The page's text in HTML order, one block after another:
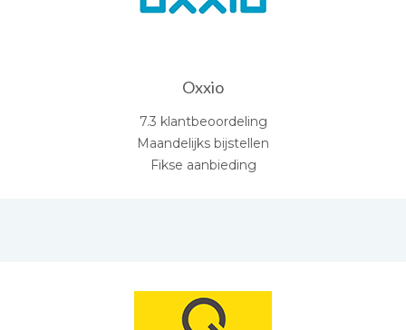
Oxxio
7.3 klantbeoordeling
Maandelijks bijstellen
Fikse aanbieding